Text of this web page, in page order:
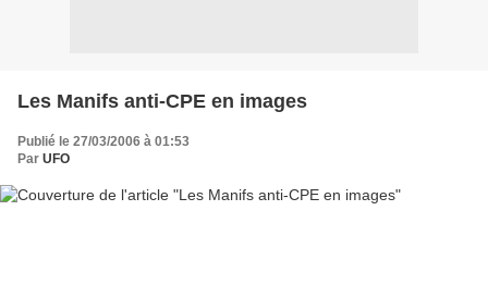
Les Manifs anti-CPE en images
Publié le 27/03/2006 à 01:53
Par UFO